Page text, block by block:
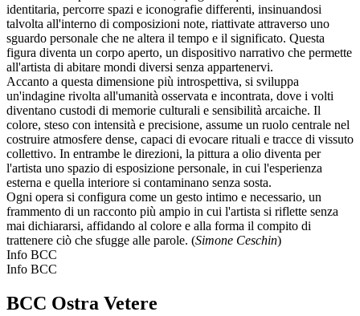
identitaria, percorre spazi e iconografie differenti, insinuandosi
talvolta all'interno di composizioni note, riattivate attraverso uno
sguardo personale che ne altera il tempo e il significato. Questa
figura diventa un corpo aperto, un dispositivo narrativo che permette
all'artista di abitare mondi diversi senza appartenervi.
Accanto a questa dimensione più introspettiva, si sviluppa
un'indagine rivolta all'umanità osservata e incontrata, dove i volti
diventano custodi di memorie culturali e sensibilità arcaiche. Il
colore, steso con intensità e precisione, assume un ruolo centrale nel
costruire atmosfere dense, capaci di evocare rituali e tracce di vissuto
collettivo. In entrambe le direzioni, la pittura a olio diventa per
l'artista uno spazio di esposizione personale, in cui l'esperienza
esterna e quella interiore si contaminano senza sosta.
Ogni opera si configura come un gesto intimo e necessario, un
frammento di un racconto più ampio in cui l'artista si riflette senza
mai dichiararsi, affidando al colore e alla forma il compito di
trattenere ciò che sfugge alle parole. (Simone Ceschin)
Info BCC
Info BCC
BCC Ostra Vetere